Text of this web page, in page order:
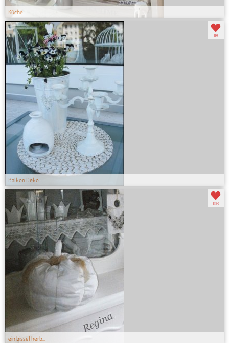
Küche
Balkon Deko
118
ein bissel herb...
106